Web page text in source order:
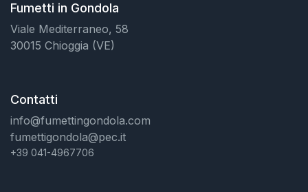
Fumetti in Gondola
Viale Mediterraneo, 58
30015 Chioggia (VE)
Contatti
info@fumettingondola.com
fumettigondola@pec.it
+39 041-4967706